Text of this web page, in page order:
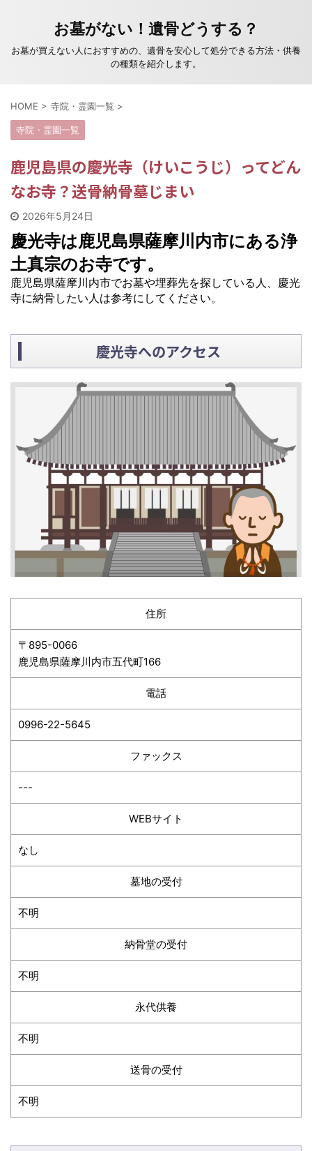
お墓がない！遺骨どうする？
お墓が買えない人におすすめの、遺骨を安心して処分できる方法・供養
の種類を紹介します。
HOME > 寺院・霊園一覧 >
寺院・霊園一覧
鹿児島県の慶光寺（けいこうじ）ってどん
なお寺？送骨納骨墓じまい
2026年5月24日
慶光寺は鹿児島県薩摩川内市にある浄
土真宗のお寺です。
鹿児島県薩摩川内市でお墓や埋葬先を探している人、慶光
寺に納骨したい人は参考にしてください。
慶光寺へのアクセス
住所
〒895-0066
鹿児島県薩摩川内市五代町166
電話
0996-22-5645
ファックス
---
WEBサイト
なし
墓地の受付
不明
納骨堂の受付
不明
永代供養
不明
送骨の受付
不明